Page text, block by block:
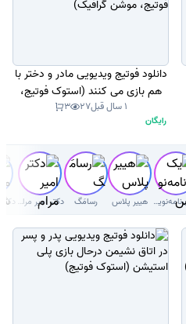
دانلود فوتیج ویدیویی مادر و دختر با
هم بازی می کنند (استوک فوتیج،
موشن گرافیک) 1 سال قبل 27
3
رایگان
یک برنامه‌نویس هییر پلاس رسامَگ دکتر امیر مرام قرطاول